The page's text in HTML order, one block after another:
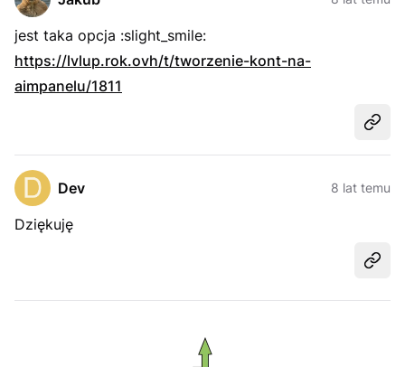
jest taka opcja :slight_smile:
https://lvlup.rok.ovh/t/tworzenie-kont-na-
aimpanelu/1811
Dev 8 lat temu
Dziękuję